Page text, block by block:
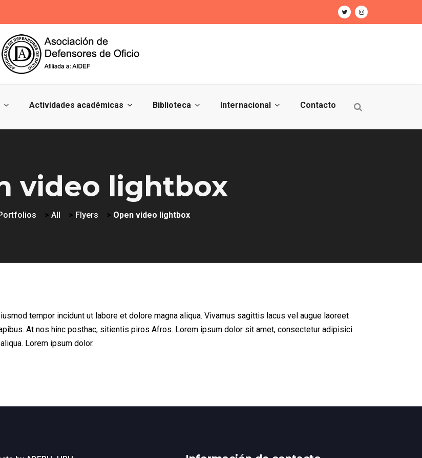
Actividades académicas Biblioteca Internacional Contacto
video lightbox
> All > Flyers > Open video lightbox
tempor incidunt ut labore et dolore magna aliqua. Vivamus sagittis lacus vel augue laoreet
At nos hinc posthac, sitientis piros Afros. Lorem ipsum dolor sit amet, consectetur adipisici
Lorem ipsum dolor.